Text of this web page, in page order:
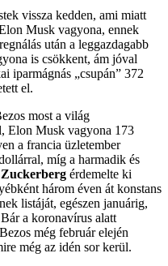
vissza kedden, ami miatt
Musk vagyona, ennek
után a leggazdagabb
is csökkent, ám jóval
iparmágnás „csupán” 372
el.
most a világ
Elon Musk vagyona 173
a francia üzletember
míg a harmadik és
érdemelte ki
három éven át konstans
listáját, egészen januárig,
a koronavírus alatt
még február elején
még az idén sor kerül.